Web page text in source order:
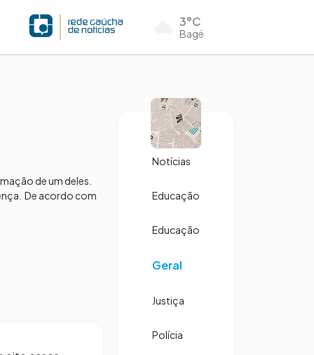
3°C
Bagé
de um deles.
De acordo com
Notícias
Educação
Educação
Geral
Justiça
Polícia